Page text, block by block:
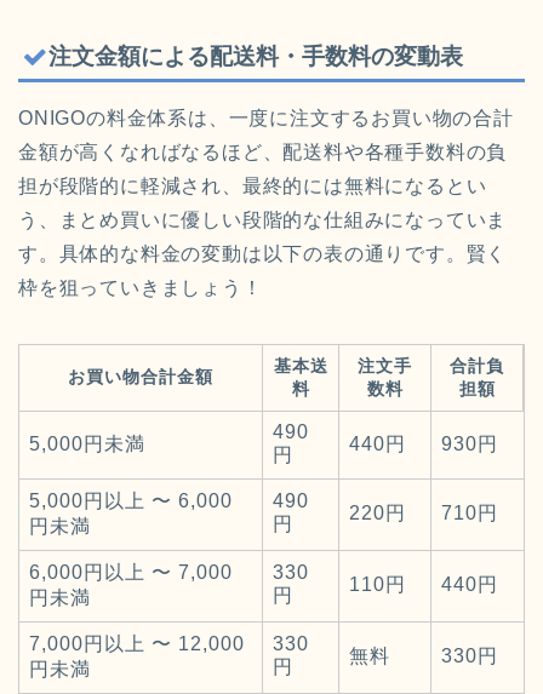
注文金額による配送料・手数料の変動表
ONIGOの料金体系は、一度に注文するお買い物の合計
金額が高くなればなるほど、配送料や各種手数料の負
担が段階的に軽減され、最終的には無料になるとい
う、まとめ買いに優しい段階的な仕組みになっていま
す。具体的な料金の変動は以下の表の通りです。賢く
枠を狙っていきましょう！
お買い物合計金額
基本送
料
注文手
数料
合計負
担額
5,000円未満
490
円
440円 930円
5,000円以上 〜 6,000
円未満
490
円
220円 710円
6,000円以上 〜 7,000
円未満
330
円
110円 440円
7,000円以上 〜 12,000
円未満
330
円
無料 330円